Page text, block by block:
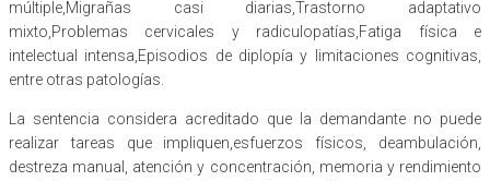
múltiple,Migrañas casi diarias,Trastorno adaptativo
mixto,Problemas cervicales y radiculopatías,Fatiga física e
intelectual intensa,Episodios de diplopía y limitaciones cognitivas,
entre otras patologías.
La sentencia considera acreditado que la demandante no puede
realizar tareas que impliquen,esfuerzos físicos, deambulación,
destreza manual, atención y concentración, memoria y rendimiento